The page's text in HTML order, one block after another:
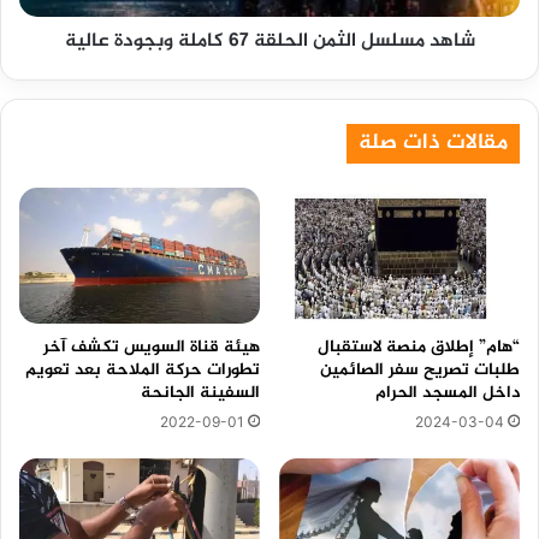
شاهد مسلسل الثمن الحلقة 67 كاملة وبجودة عالية
مقالات ذات صلة
“هام” إطلاق منصة لاستقبال
طلبات تصريح سفر الصائمين
داخل المسجد الحرام
2024-03-04
هيئة قناة السويس تكشف آخر
تطورات حركة الملاحة بعد تعويم
السفينة الجانحة
2022-09-01